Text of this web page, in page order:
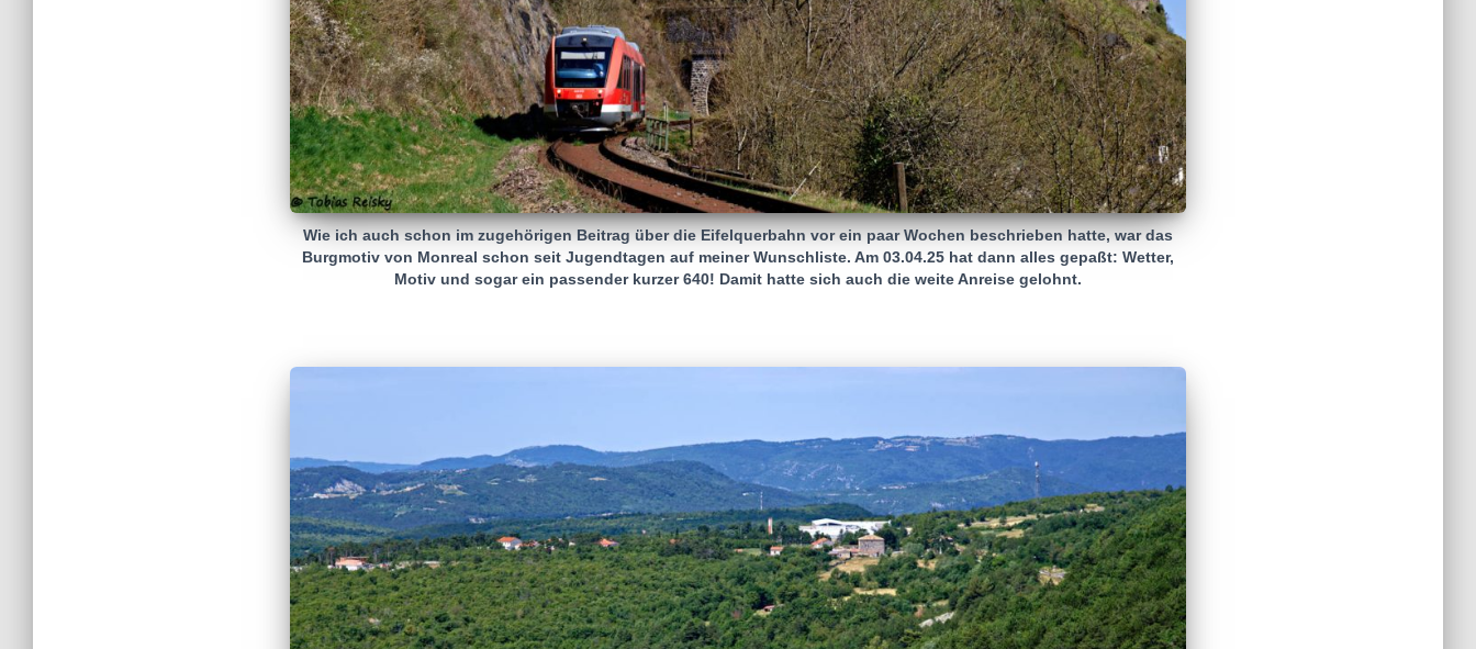
Wie ich auch schon im zugehörigen Beitrag über die Eifelquerbahn vor ein paar Wochen beschrieben hatte, war das
Burgmotiv von Monreal schon seit Jugendtagen auf meiner Wunschliste. Am 03.04.25 hat dann alles gepaßt: Wetter,
Motiv und sogar ein passender kurzer 640! Damit hatte sich auch die weite Anreise gelohnt.